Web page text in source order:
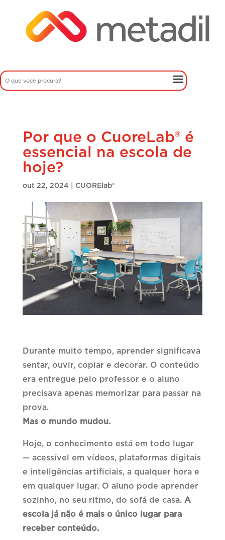
Por que o CuoreLab® é
essencial na escola de
hoje?
out 22, 2024 CUORElab®️
Durante muito tempo, aprender significava
sentar, ouvir, copiar e decorar. O conteúdo
era entregue pelo professor e o aluno
precisava apenas memorizar para passar na
prova.
Mas o mundo mudou.
Hoje, o conhecimento está em todo lugar
— acessível em vídeos, plataformas digitais
e inteligências artificiais, a qualquer hora e
em qualquer lugar. O aluno pode aprender
sozinho, no seu ritmo, do sofá de casa. A
escola já não é mais o único lugar para
receber conteúdo.